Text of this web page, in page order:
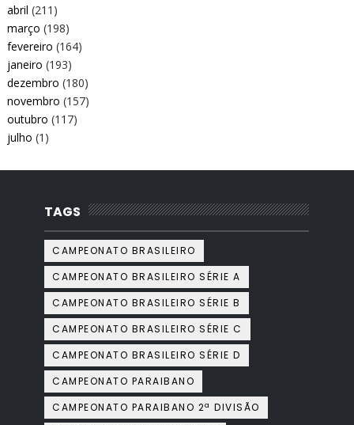
abril (211)
março (198)
fevereiro (164)
janeiro (193)
dezembro (180)
novembro (157)
outubro (117)
julho (1)
TAGS
CAMPEONATO BRASILEIRO
CAMPEONATO BRASILEIRO SÉRIE A
CAMPEONATO BRASILEIRO SÉRIE B
CAMPEONATO BRASILEIRO SÉRIE C
CAMPEONATO BRASILEIRO SÉRIE D
CAMPEONATO PARAIBANO
CAMPEONATO PARAIBANO 2ª DIVISÃO